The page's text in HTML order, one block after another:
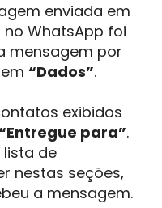
enviada em
WhatsApp foi
mensagem por
“Dados”.
exibidos
para”.
de
nestas seções,
a mensagem.